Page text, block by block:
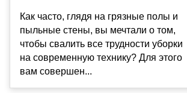
Как часто, глядя на грязные полы и
пыльные стены, вы мечтали о том,
чтобы свалить все трудности уборки
на современную технику? Для этого
вам совершен...